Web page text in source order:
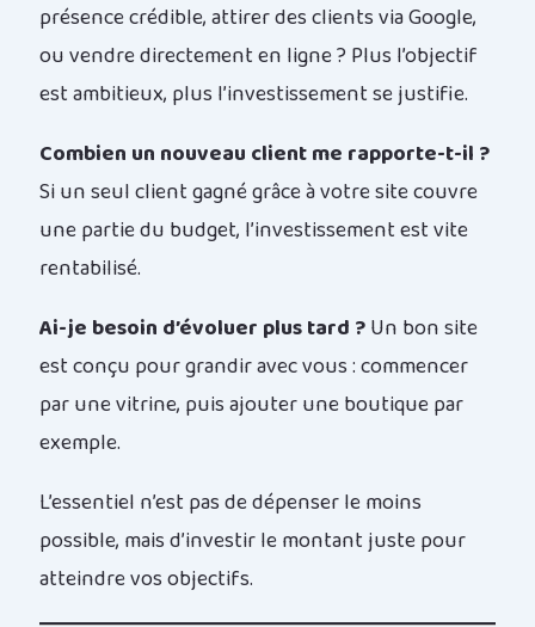
présence crédible, attirer des clients via Google,
ou vendre directement en ligne ? Plus l’objectif
est ambitieux, plus l’investissement se justifie.
Combien un nouveau client me rapporte-t-il ?
Si un seul client gagné grâce à votre site couvre
une partie du budget, l’investissement est vite
rentabilisé.
Ai-je besoin d’évoluer plus tard ?Un bon site
est conçu pour grandir avec vous : commencer
par une vitrine, puis ajouter une boutique par
exemple.
L’essentiel n’est pas de dépenser le moins
possible, mais d’investir le montant juste pour
atteindre vos objectifs.